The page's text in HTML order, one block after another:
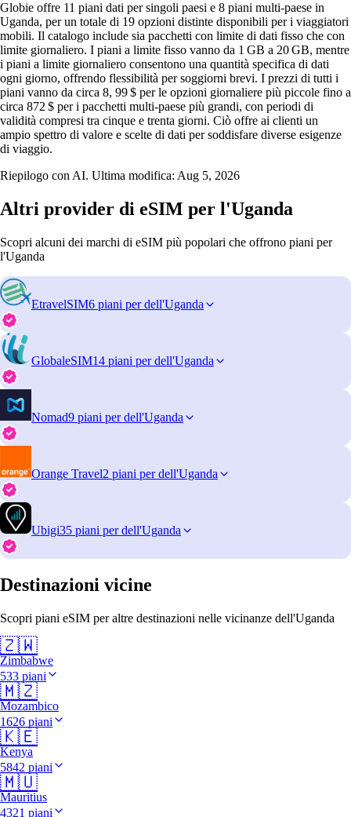
Globie offre 11 piani dati per singoli paesi e 8 piani multi‑paese in
Uganda, per un totale di 19 opzioni distinte disponibili per i viaggiatori
mobili. Il catalogo include sia pacchetti con limite di dati fisso che con
limite giornaliero. I piani a limite fisso vanno da 1 GB a 20 GB, mentre
i piani a limite giornaliero consentono una quantità specifica di dati
ogni giorno, offrendo flessibilità per soggiorni brevi. I prezzi di tutti i
piani vanno da circa 8, 99 $ per le opzioni giornaliere più piccole fino a
circa 872 $ per i pacchetti multi‑paese più grandi, con periodi di
validità compresi tra cinque e trenta giorni. Ciò offre ai clienti un
ampio spettro di valore e scelte di dati per soddisfare diverse esigenze
di viaggio.
Riepilogo con AI. Ultima modifica: Aug 5, 2026
Altri provider di eSIM per l'Uganda
Scopri alcuni dei marchi di eSIM più popolari che offrono piani per
l'Uganda
EtravelSIM6 piani per dell'Uganda
GlobaleSIM14 piani per dell'Uganda
Nomad9 piani per dell'Uganda
Orange Travel2 piani per dell'Uganda
Ubigi35 piani per dell'Uganda
Destinazioni vicine
Scopri piani eSIM per altre destinazioni nelle vicinanze dell'Uganda
🇿🇼
Zimbabwe
533 piani
🇲🇿
Mozambico
1626 piani
🇰🇪
Kenya
5842 piani
🇲🇺
Mauritius
4321 piani